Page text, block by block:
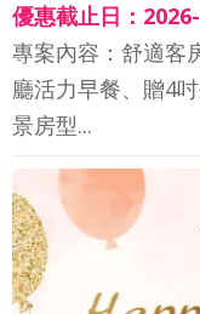
優惠截止日：
專案內容：舒適客
廳活力早餐、贈4
景房型...